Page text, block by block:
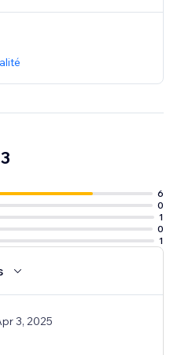
6
0
1
0
1
3, 2025